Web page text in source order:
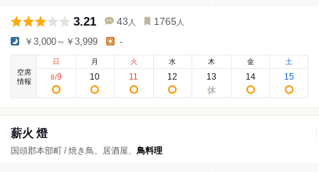
3.21 43 人 1765 人
￥3,000～￥3,999 -
空席
情報
日
8/9
月
10
火
11
水
12
木
13
金
14
土
15
薪火 燈
国頭郡本部町 / 焼き鳥、居酒屋、 鳥料理